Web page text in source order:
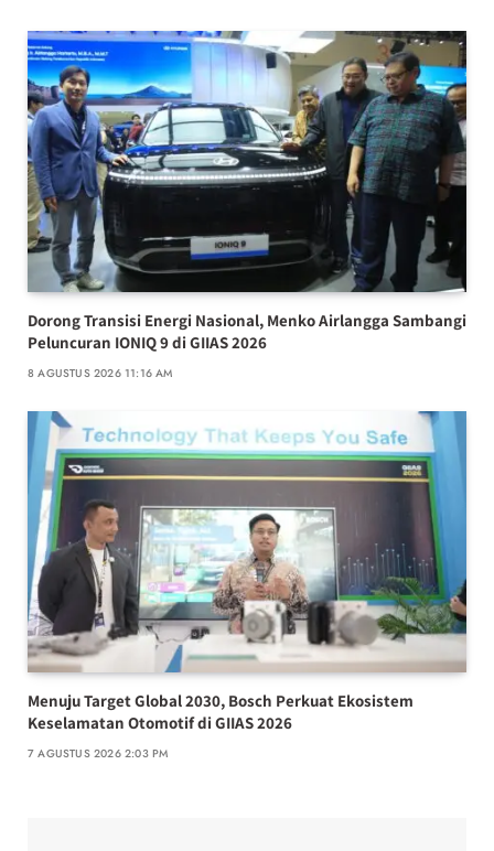
Dorong Transisi Energi Nasional, Menko Airlangga Sambangi
Peluncuran IONIQ 9 di GIIAS 2026
8 AGUSTUS 2026 11:16 AM
Menuju Target Global 2030, Bosch Perkuat Ekosistem
Keselamatan Otomotif di GIIAS 2026
7 AGUSTUS 2026 2:03 PM